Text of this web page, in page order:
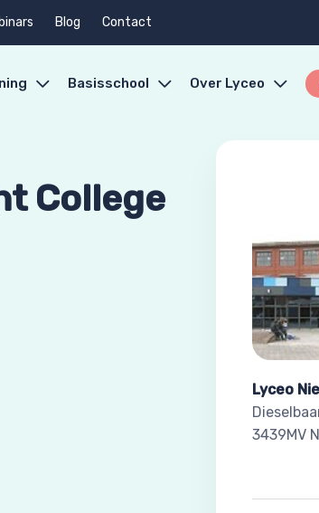
Blog Contact
Basisschool Over Lyceo
College
Lyceo
3439MV